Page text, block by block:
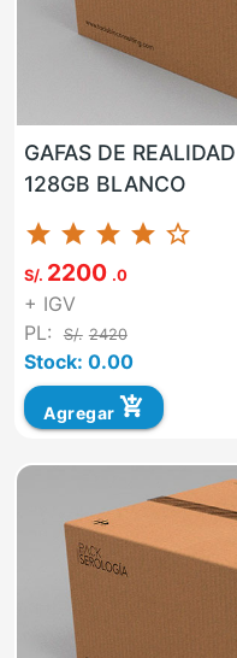
GAFAS DE
128GB BLANCO
star star star star star_border
S/. 2200 .0
+ IGV
PL:
S/. 2420
Stock: 0.00
Agregar add_shopping_cart